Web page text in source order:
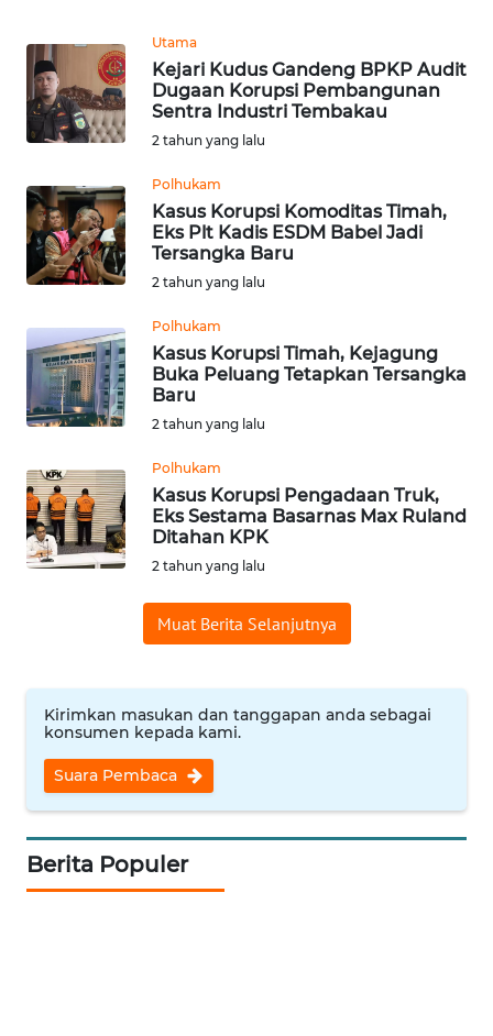
Utama
Kejari Kudus Gandeng BPKP Audit
Dugaan Korupsi Pembangunan
Sentra Industri Tembakau
2 tahun yang lalu
Polhukam
Kasus Korupsi Komoditas Timah,
Eks Plt Kadis ESDM Babel Jadi
Tersangka Baru
2 tahun yang lalu
Polhukam
Kasus Korupsi Timah, Kejagung
Buka Peluang Tetapkan Tersangka
Baru
2 tahun yang lalu
Polhukam
Kasus Korupsi Pengadaan Truk,
Eks Sestama Basarnas Max Ruland
Ditahan KPK
2 tahun yang lalu
Muat Berita Selanjutnya
Kirimkan masukan dan tanggapan anda sebagai
konsumen kepada kami.
Suara Pembaca
Berita Populer
SUMEDANG
WN
KEPULAUAN
SERIBU
WN
TANGERANG
WN
WN
CIREBON
KUNINGAN
WN
MAJALENGKA